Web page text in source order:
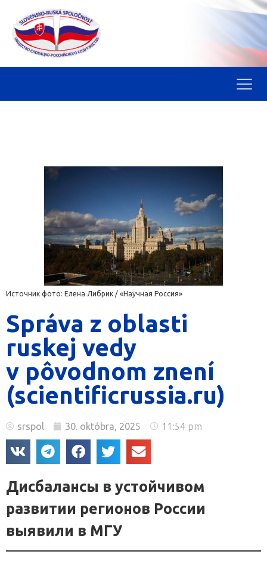
Источник фото: Елена Либрик / «Научная Россия»
Správa z oblasti
ruskej vedy
v pôvodnom znení
(scientificrussia.ru)
srspol 30. októbra, 2025 11:54 pm
Дисбалансы в устойчивом
развитии регионов России
выявили в МГУ